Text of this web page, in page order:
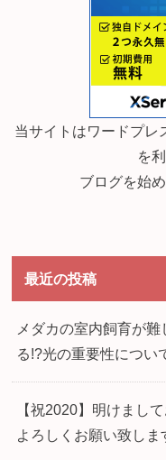
当サイトはワードプレ
を
ブログを始
最近の投稿
メダカの室内飼育が
る!?光の重要性につい
【祝2020】明けまし
よろしくお願い致しま